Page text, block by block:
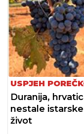
USPJEH
Duranija,
nestale
život